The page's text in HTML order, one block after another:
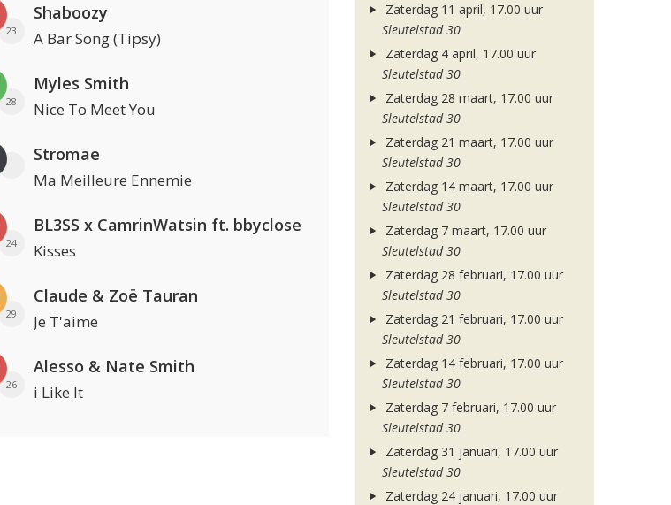
23
Shaboozy
A Bar Song (Tipsy)
28
Myles Smith
Nice To Meet You
Stromae
Ma Meilleure Ennemie
24
BL3SS x CamrinWatsin ft. bbyclose
Kisses
29
Claude & Zoë Tauran
Je T'aime
26
Alesso & Nate Smith
i Like It
Zaterdag 11 april, 17.00 uur
Sleutelstad 30
Zaterdag 4 april, 17.00 uur
Sleutelstad 30
Zaterdag 28 maart, 17.00 uur
Sleutelstad 30
Zaterdag 21 maart, 17.00 uur
Sleutelstad 30
Zaterdag 14 maart, 17.00 uur
Sleutelstad 30
Zaterdag 7 maart, 17.00 uur
Sleutelstad 30
Zaterdag 28 februari, 17.00 uur
Sleutelstad 30
Zaterdag 21 februari, 17.00 uur
Sleutelstad 30
Zaterdag 14 februari, 17.00 uur
Sleutelstad 30
Zaterdag 7 februari, 17.00 uur
Sleutelstad 30
Zaterdag 31 januari, 17.00 uur
Sleutelstad 30
Zaterdag 24 januari, 17.00 uur